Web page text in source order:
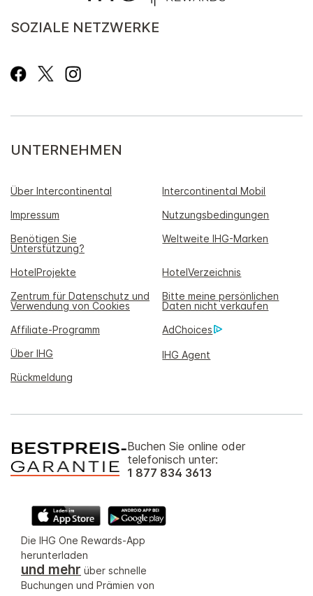
SOZIALE NETZWERKE
UNTERNEHMEN
Über Intercontinental
Intercontinental Mobil
Impressum
Nutzungsbedingungen
Benötigen Sie
Unterstützung?
Weltweite IHG-Marken
HotelProjekte
HotelVerzeichnis
Zentrum für Datenschutz und
Verwendung von Cookies
Bitte meine persönlichen
Daten nicht verkaufen
Affiliate-Programm
AdChoices
Über IHG
IHG Agent
Rückmeldung
Buchen Sie online oder
telefonisch unter:
1 877 834 3613
Die IHG One Rewards-App
herunterladen
und mehr über schnelle
Buchungen und Prämien von